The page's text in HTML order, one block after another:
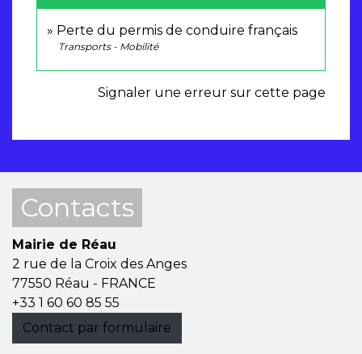
Perte du permis de conduire français
Transports - Mobilité
Signaler une erreur sur cette page
Contacts
Mairie de Réau
2 rue de la Croix des Anges
77550 Réau - FRANCE
+33 1 60 60 85 55
Contact par formulaire